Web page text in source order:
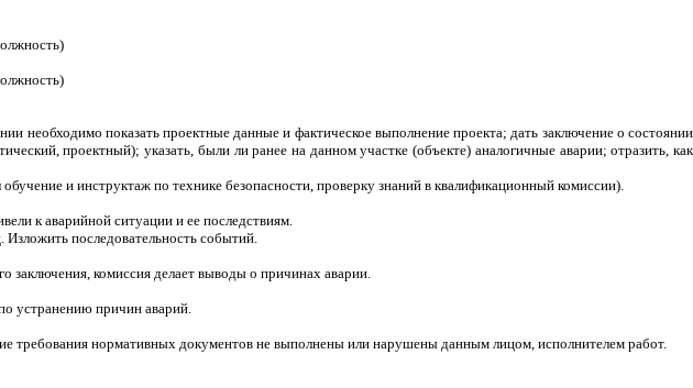
необходимо показать проектные данные и фактическое выполнение проекта; дать заключение о состоянии
проектный); указать, были ли ранее на данном участке (объекте) аналогичные аварии; отразить, как
и инструктаж по технике безопасности, проверку знаний в квалификационный комиссии).
к аварийной ситуации и ее последствиям.
последовательность событий.
заключения, комиссия делает выводы о причинах аварии.
устранению причин аварий.
требования нормативных документов не выполнены или нарушены данным лицом, исполнителем работ.